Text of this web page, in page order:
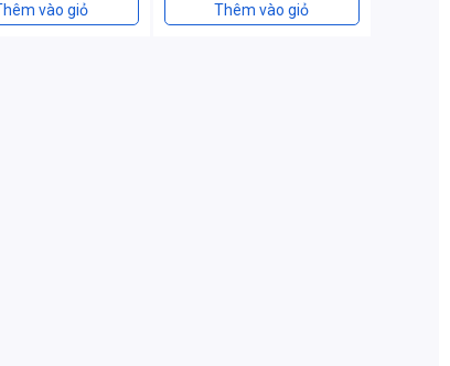
vào giỏ Thêm vào giỏ